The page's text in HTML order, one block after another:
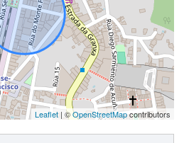
Leaflet| ©OpenStreetMapcontributors